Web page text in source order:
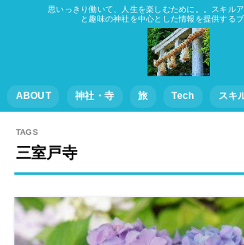
思いっきり働いて、人生を楽しむために。。スキル
と趣味の神社を中心とした情報を提供する
ABOUT 神社・寺 旅 Tech スキ
三室戸寺